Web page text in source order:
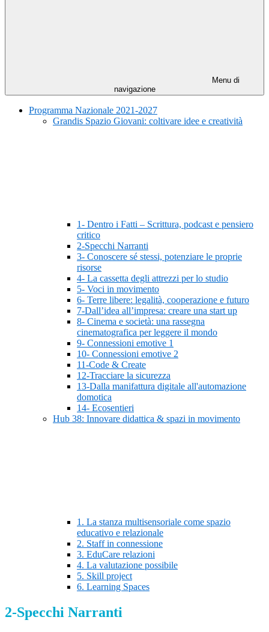
Menu di
navigazione
Programma Nazionale 2021-2027
Grandis Spazio Giovani: coltivare idee e creatività
1- Dentro i Fatti – Scrittura, podcast e pensiero
critico
2-Specchi Narranti
3- Conoscere sé stessi, potenziare le proprie
risorse
4- La cassetta degli attrezzi per lo studio
5- Voci in movimento
6- Terre libere: legalità, cooperazione e futuro
7-Dall’idea all’impresa: creare una start up
8- Cinema e società: una rassegna
cinematografica per leggere il mondo
9- Connessioni emotive 1
10- Connessioni emotive 2
11-Code & Create
12-Tracciare la sicurezza
13-Dalla manifattura digitale all'automazione
domotica
14- Ecosentieri
Hub 38: Innovare didattica & spazi in movimento
1. La stanza multisensoriale come spazio
educativo e relazionale
2. Staff in connessione
3. EduCare relazioni
4. La valutazione possibile
5. Skill project
6. Learning Spaces
2-Specchi Narranti